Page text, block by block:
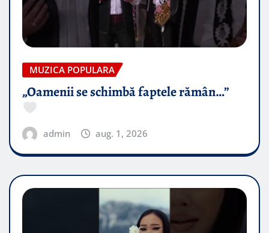
MUZICA POPULARA
„Oamenii se schimbă faptele rămân…”
admin aug. 1, 2026